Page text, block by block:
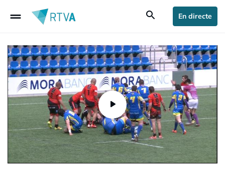
drag_handle search En directe